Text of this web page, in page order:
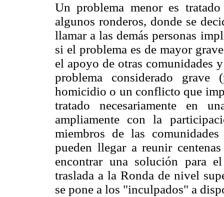
Un problema menor es
algunos ronderos, donde se
llamar a las demás personas
si el problema es de mayor
el apoyo de otras comunidades
problema considerado
homicidio o un conflicto que
tratado necesariamente en
ampliamente con la
miembros de las
pueden llegar a reunir
encontrar una solución para
traslada a la Ronda de nivel
se pone a los "inculpados" a